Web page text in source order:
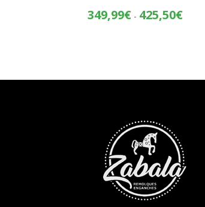
349,99€ - 425,50€Rango
hasta